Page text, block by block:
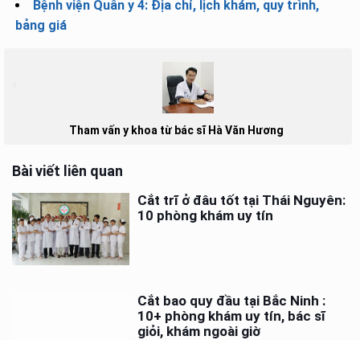
Bệnh viện Quân y 4: Địa chỉ, lịch khám, quy trình,
bảng giá
Tham vấn y khoa từ bác sĩ Hà Văn Hương
Bài viết liên quan
Cắt trĩ ở đâu tốt tại Thái Nguyên:
10 phòng khám uy tín
Cắt bao quy đầu tại Bắc Ninh :
10+ phòng khám uy tín, bác sĩ
giỏi, khám ngoài giờ